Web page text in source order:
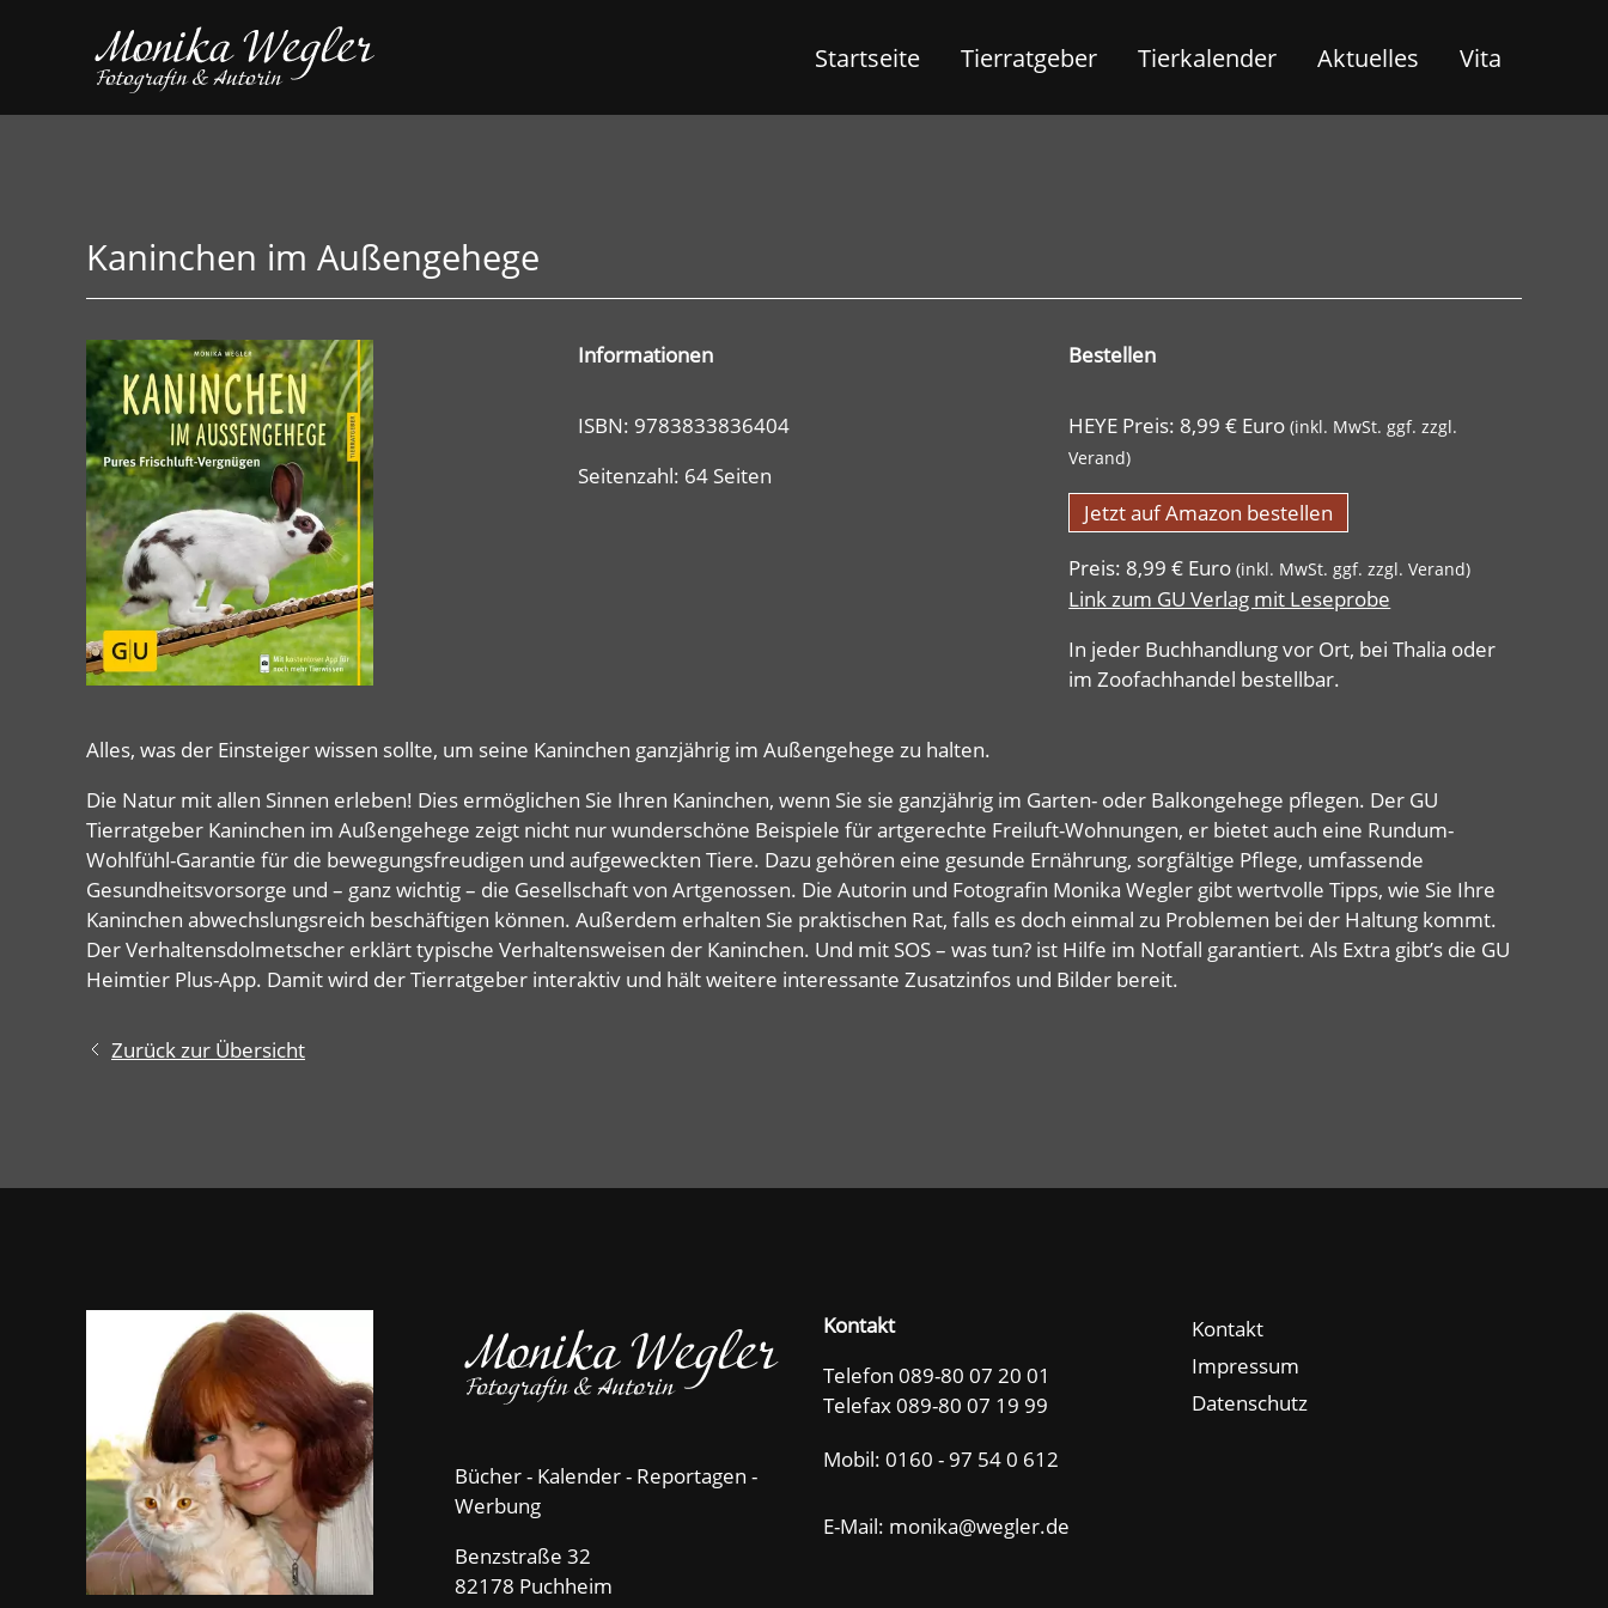
Startseite Tierratgeber Tierkalender Aktuelles Vita
Kaninchen im Außengehege
Informationen
ISBN: 9783833836404
Seitenzahl: 64 Seiten
Bestellen
HEYE Preis: 8,99 € Euro(inkl. MwSt. ggf. zzgl.
Verand)
Jetzt auf Amazon bestellen
Preis: 8,99 € Euro(inkl. MwSt. ggf. zzgl. Verand)
Link zum GU Verlag mit Leseprobe
In jeder Buchhandlung vor Ort, bei Thalia oder
im Zoofachhandel bestellbar.
Alles, was der Einsteiger wissen sollte, um seine Kaninchen ganzjährig im Außengehege zu halten.
Die Natur mit allen Sinnen erleben! Dies ermöglichen Sie Ihren Kaninchen, wenn Sie sie ganzjährig im Garten- oder Balkongehege pflegen. Der GU
Tierratgeber Kaninchen im Außengehege zeigt nicht nur wunderschöne Beispiele für artgerechte Freiluft-Wohnungen, er bietet auch eine Rundum-
Wohlfühl-Garantie für die bewegungsfreudigen und aufgeweckten Tiere. Dazu gehören eine gesunde Ernährung, sorgfältige Pflege, umfassende
Gesundheitsvorsorge und – ganz wichtig – die Gesellschaft von Artgenossen. Die Autorin und Fotografin Monika Wegler gibt wertvolle Tipps, wie Sie Ihre
Kaninchen abwechslungsreich beschäftigen können. Außerdem erhalten Sie praktischen Rat, falls es doch einmal zu Problemen bei der Haltung kommt.
Der Verhaltensdolmetscher erklärt typische Verhaltensweisen der Kaninchen. Und mit SOS – was tun? ist Hilfe im Notfall garantiert. Als Extra gibt’s die GU
Heimtier Plus-App. Damit wird der Tierratgeber interaktiv und hält weitere interessante Zusatzinfos und Bilder bereit.
Zurück zur Übersicht
Bücher - Kalender - Reportagen -
Werbung
Benzstraße 32
82178 Puchheim
Kontakt
Telefon 089-80 07 20 01
Telefax 089-80 07 19 99
Mobil: 0160 - 97 54 0 612
E-Mail: m n k w gl r d
Kontakt
Impressum
Datenschutz